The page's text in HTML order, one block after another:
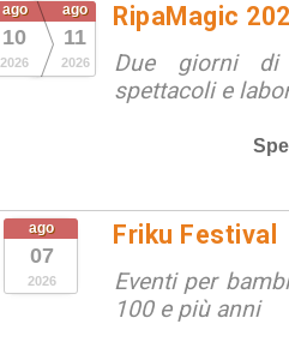
ago
10
2026
ago
11
2026
RipaMagic
Due giorni di
spettacoli e
ago
07
2026
Friku Festival
Eventi per
100 e più anni